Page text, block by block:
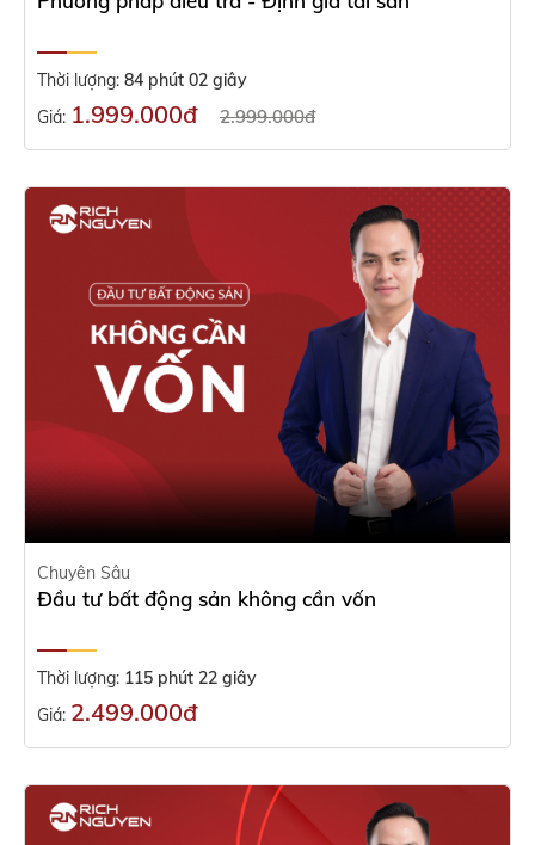
Thời lượng: 84 phút 02 giây
Giá: 1.999.000đ 2.999.000đ
Chuyên Sâu
Đầu tư bất động sản không cần vốn
Thời lượng: 115 phút 22 giây
Giá: 2.499.000đ